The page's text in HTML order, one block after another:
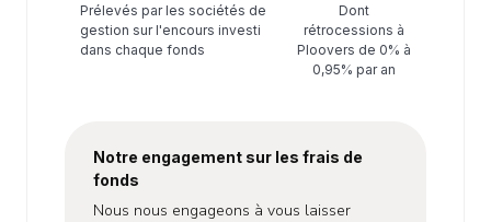
Prélevés par les sociétés de
gestion sur l'encours investi
dans chaque fonds
Dont
rétrocessions à
Ploovers de 0% à
0,95% par an
Notre engagement sur les frais de
fonds
Nous nous engageons à vous laisser